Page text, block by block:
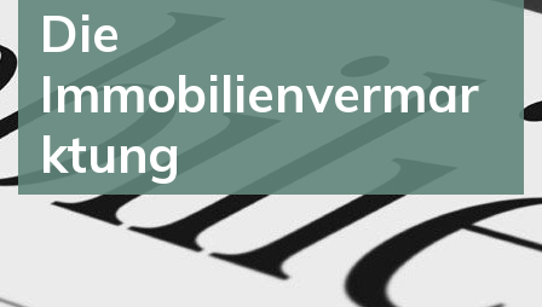
Die
Immobilienvermar
ktung